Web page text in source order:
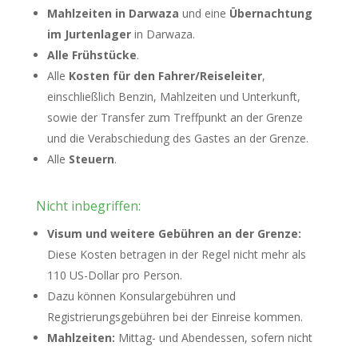
Mahlzeiten in Darwaza und eine Übernachtung
im Jurtenlagerin Darwaza.
Alle Frühstücke.
Alle Kosten für den Fahrer/Reiseleiter,
einschließlich Benzin, Mahlzeiten und Unterkunft,
sowie der Transfer zum Treffpunkt an der Grenze
und die Verabschiedung des Gastes an der Grenze.
Alle Steuern.
Nicht inbegriffen:
Visum und weitere Gebühren an der Grenze:
Diese Kosten betragen in der Regel nicht mehr als
110 US-Dollar pro Person.
Dazu können Konsulargebühren und
Registrierungsgebühren bei der Einreise kommen.
Mahlzeiten: Mittag- und Abendessen, sofern nicht